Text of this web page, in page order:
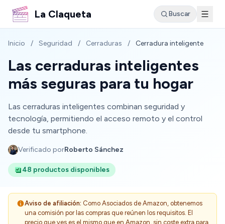
La Claqueta Buscar
Inicio / Seguridad / Cerraduras / Cerradura inteligente
Las cerraduras inteligentes
más seguras para tu hogar
Las cerraduras inteligentes combinan seguridad y
tecnología, permitiendo el acceso remoto y el control
desde tu smartphone.
Verificado porRoberto Sánchez
48 productos disponibles
Aviso de afiliación: Como Asociados de Amazon, obtenemos
una comisión por las compras que reúnen los requisitos. El
precio que ves es el mismo que en Amazon, sin coste extra para